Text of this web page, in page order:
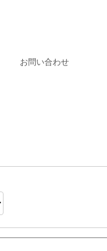
お問い合わせ